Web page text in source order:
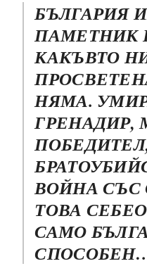
БЪЛГАРИЯ
ПАМЕТНИК
КАКЪВТО
НЯМА.
ГРЕНАДИР,
ВОЙНА СЪС
ТОВА
САМО